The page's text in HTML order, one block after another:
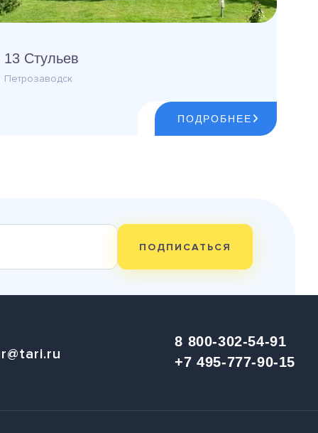
13 Стульев
Петрозаводск
ПОДРОБНЕЕ
ПОДПИСАТЬСЯ
8 800-302-54-91
+7 495-777-90-15